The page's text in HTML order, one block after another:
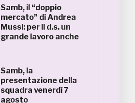
Samb, il “doppio
mercato” di Andrea
Mussi: per il d.s. un
grande lavoro anche
Samb, la
presentazione della
squadra venerdì 7
agosto